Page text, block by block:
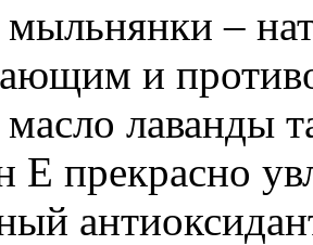
мыльнянки –
и
лаванды
Е прекрасно